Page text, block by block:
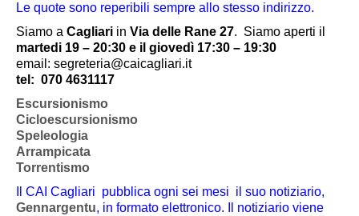
Le quote sono reperibili sempre allo stesso indirizzo.
Siamo a Cagliari in Via delle Rane 27. Siamo aperti il
martedi 19 – 20:30 e il giovedì 17:30 – 19:30
email: segreteria@caicagliari.it
tel: 070 4631117
Escursionismo
Cicloescursionismo
Speleologia
Arrampicata
Torrentismo
Il CAI Cagliari pubblica ogni sei mesi il suo notiziario,
Gennargentu, in formato elettronico. Il notiziario viene